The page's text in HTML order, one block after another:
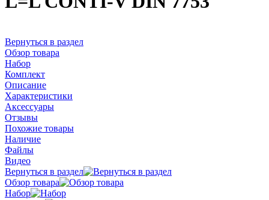
Вернуться в раздел
Обзор товара
Набор
Комплект
Описание
Характеристики
Аксессуары
Отзывы
Похожие товары
Наличие
Файлы
Видео
Вернуться в раздел
Обзор товара
Набор